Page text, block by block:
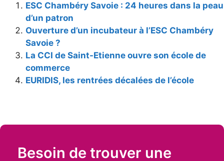
ESC Chambéry Savoie : 24 heures dans la peau
d’un patron
Ouverture d’un incubateur à l’ESC Chambéry
Savoie ?
La CCI de Saint-Etienne ouvre son école de
commerce
EURIDIS, les rentrées décalées de l’école
Besoin de trouver une